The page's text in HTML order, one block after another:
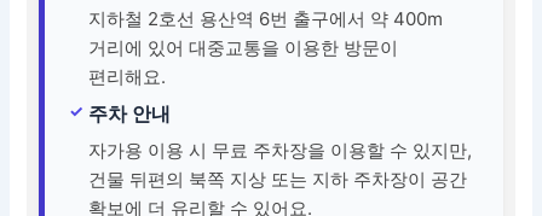
지하철 2호선 용산역 6번 출구에서 약 400m
거리에 있어 대중교통을 이용한 방문이
편리해요.
주차 안내
자가용 이용 시 무료 주차장을 이용할 수 있지만,
건물 뒤편의 북쪽 지상 또는 지하 주차장이 공간
확보에 더 유리할 수 있어요.